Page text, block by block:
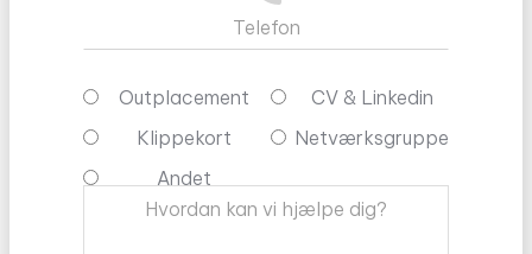
Outplacement
CV & Linkedin
Klippekort
Netværksgruppe
Andet